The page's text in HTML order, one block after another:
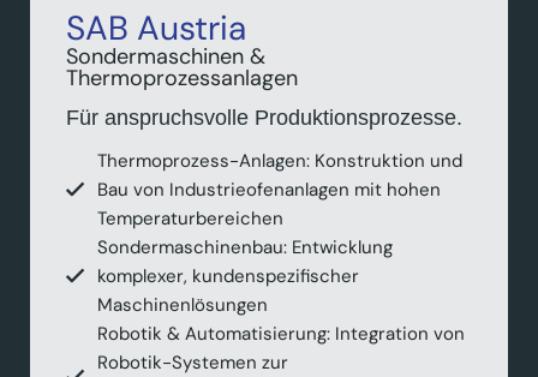
SAB Austria
Sondermaschinen &
Thermoprozessanlagen
Für anspruchsvolle Produktionsprozesse.
Thermoprozess-Anlagen: Konstruktion und
Bau von Industrieofenanlagen mit hohen
Temperaturbereichen
Sondermaschinenbau: Entwicklung
komplexer, kundenspezifischer
Maschinenlösungen
Robotik & Automatisierung: Integration von
Robotik-Systemen zur